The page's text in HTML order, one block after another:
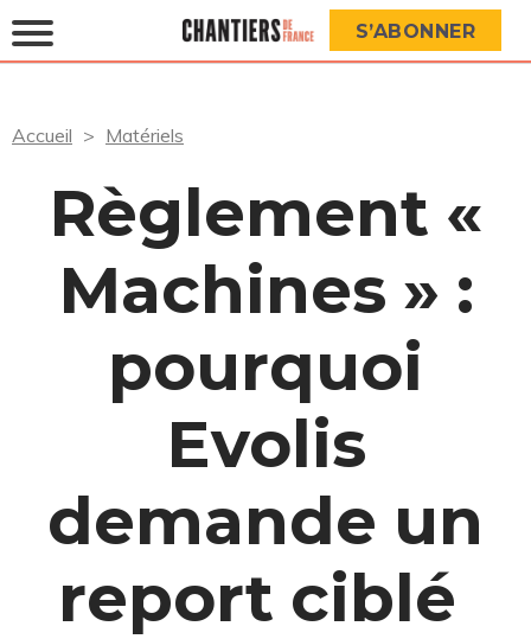
S’ABONNER
Accueil Matériels
Règlement «
Machines » :
pourquoi
Evolis
demande un
report ciblé